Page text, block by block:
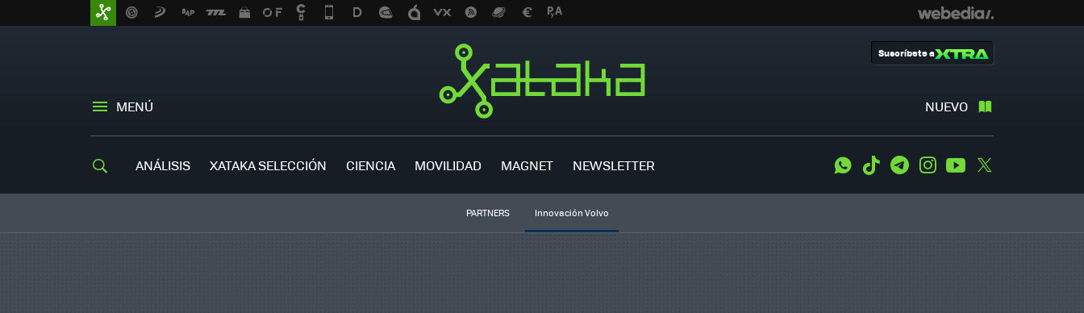
MENÚ NUEVO
Suscríbete a
ANÁLISIS XATAKA SELECCIÓN CIENCIA MOVILIDAD MAGNET NEWSLETTER WhatsApp
Tiktok TelegramInstagramYoutube
PARTNERS Innovación Volvo